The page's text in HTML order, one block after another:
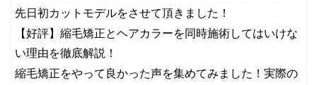
先日初カットモデルをさせて頂きました！
【好評】縮毛矯正とヘアカラーを同時施術してはいけな
い理由を徹底解説！
縮毛矯正をやって良かった声を集めてみました！実際の